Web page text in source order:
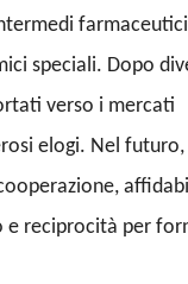
speciali. Dopo
verso i mercati
elogi. Nel futuro,
e reciprocità per